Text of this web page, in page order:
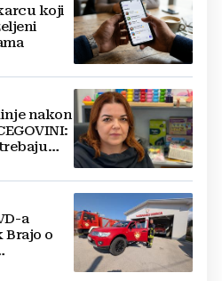
koji
nakon
a
Brajo o